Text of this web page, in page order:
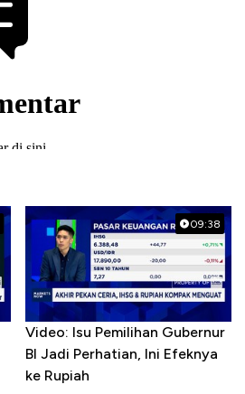
09:38
Video: Isu Pemilihan Gubernur
BI Jadi Perhatian, Ini Efeknya
ke Rupiah